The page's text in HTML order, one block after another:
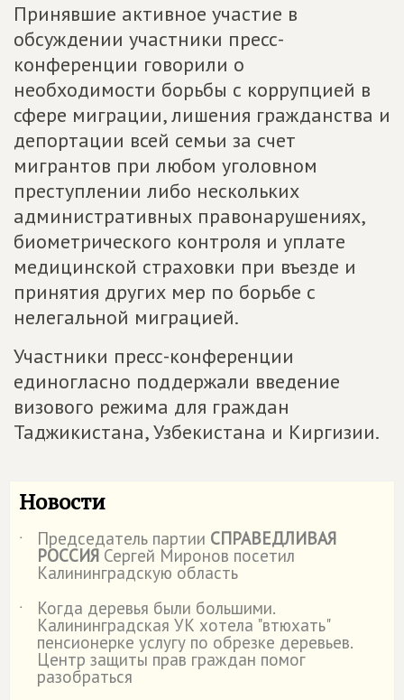
Принявшие активное участие в
обсуждении участники пресс-
конференции говорили о
необходимости борьбы с коррупцией в
сфере миграции, лишения гражданства и
депортации всей семьи за счет
мигрантов при любом уголовном
преступлении либо нескольких
административных правонарушениях,
биометрического контроля и уплате
медицинской страховки при въезде и
принятия других мер по борьбе с
нелегальной миграцией.
Участники пресс-конференции
единогласно поддержали введение
визового режима для граждан
Таджикистана, Узбекистана и Киргизии.
Новости
˙ Председатель партии СПРАВЕДЛИВАЯ
РОССИЯ Сергей Миронов посетил
Калининградскую область
˙
Когда деревья были большими.
Калининградская УК хотела "втюхать"
пенсионерке услугу по обрезке деревьев.
Центр защиты прав граждан помог
разобраться